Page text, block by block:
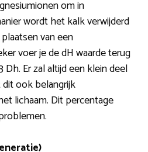
om in
wordt het kalk verwijderd
van een
voer je de dH waarde terug
Dh. Er zal altijd een klein deel
ook belangrijk
lichaam. Dit percentage